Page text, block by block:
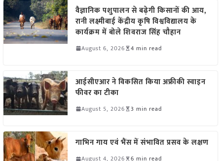
वैज्ञानिक पशुपालन से बढ़ेगी किसानों की आय,
रानी लक्ष्मीबाई केंद्रीय कृषि विश्वविद्यालय के
कार्यक्रम में बोले शिवराज सिंह चौहान
August 6, 2026 4 min read
आईसीएआर ने विकसित किया अफ्रीकी स्वाइन
फीवर का टीका
August 5, 2026 3 min read
गाभिन गाय एवं भैंस में संभावित प्रसव के लक्षण
August 4, 2026 6 min read